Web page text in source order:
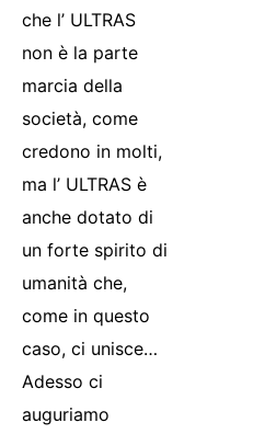
che l’ ULTRAS
non è la parte
marcia della
società, come
credono in molti,
ma l’ ULTRAS è
anche dotato di
un forte spirito di
umanità che,
come in questo
caso, ci unisce…
Adesso ci
auguriamo